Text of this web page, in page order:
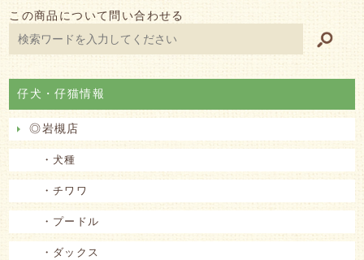
この商品について問い合わせる
仔犬・仔猫情報
◎岩槻店
・犬種
・チワワ
・プードル
・ダックス